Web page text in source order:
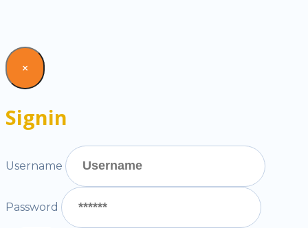
×
Signin
Username
Password